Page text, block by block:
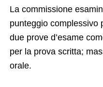
La commissione
punteggio complessivo
due prove d’esame
per la prova scritta;
orale.